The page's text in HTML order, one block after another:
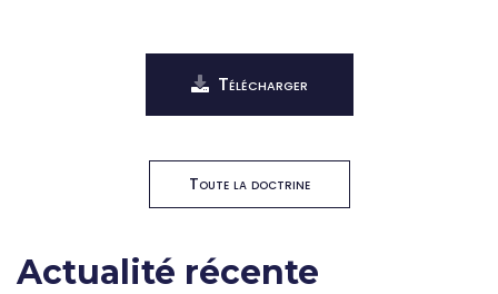
Télécharger
Toute la doctrine
Actualité récente